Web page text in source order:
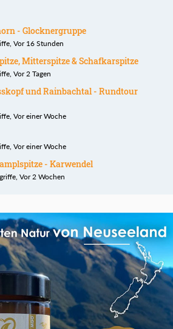
- Glocknergruppe
Vor 16 Stunden
Mitterspitze & Schafkarspitze
Vor 2 Tagen
und Rainbachtal - Rundtour
Vor einer Woche
Vor einer Woche
- Karwendel
Vor 2 Wochen